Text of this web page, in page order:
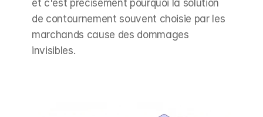
et c'est précisément pourquoi la solution
de contournement souvent choisie par les
marchands cause des dommages
invisibles.